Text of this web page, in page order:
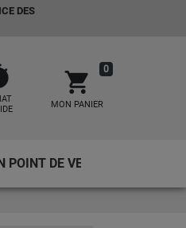
DES
shopping_cart
MON PANIER
0
POINT DE VENTE